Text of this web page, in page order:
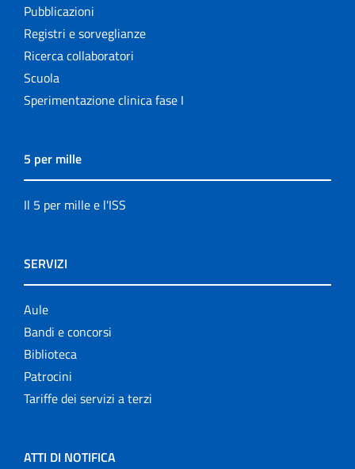
Pubblicazioni
Registri e sorveglianze
Ricerca collaboratori
Scuola
Sperimentazione clinica fase I
5 per mille
Il 5 per mille e l'ISS
SERVIZI
Aule
Bandi e concorsi
Biblioteca
Patrocini
Tariffe dei servizi a terzi
ATTI DI NOTIFICA